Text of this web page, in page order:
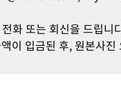
화 또는 회신을 드립니
이 입금된 후, 원본사